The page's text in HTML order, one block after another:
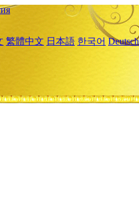
繁體中文 日本語 한국어 Deutsch